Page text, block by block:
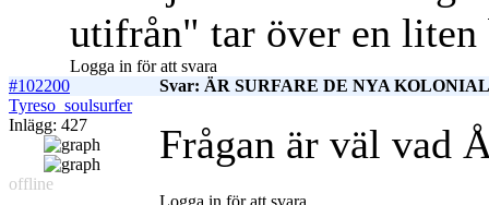
utifrån" tar över en liten
Logga in för att svara
#102200
Svar: ÄR SURFARE DE NYA
Tyreso_soulsurfer
Inlägg: 427
offline
Frågan är väl vad